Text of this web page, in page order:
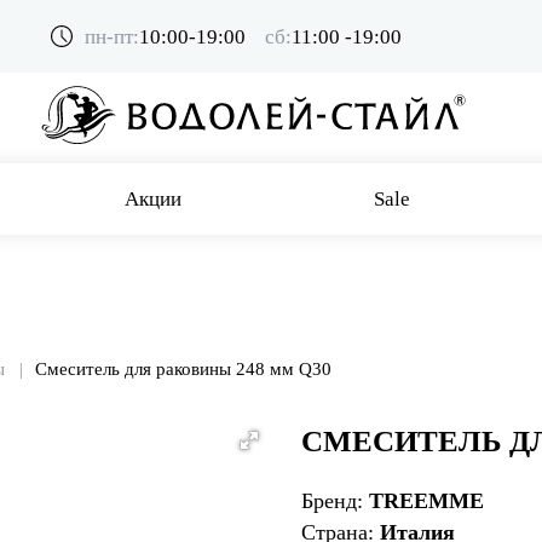
пн-пт:10:00-19:00 сб:11:00 -19:00
Акции Sale
Смеситель для раковины 248 мм Q30
СМЕСИТЕЛЬ
Бренд: TREEMME
Страна: Италия